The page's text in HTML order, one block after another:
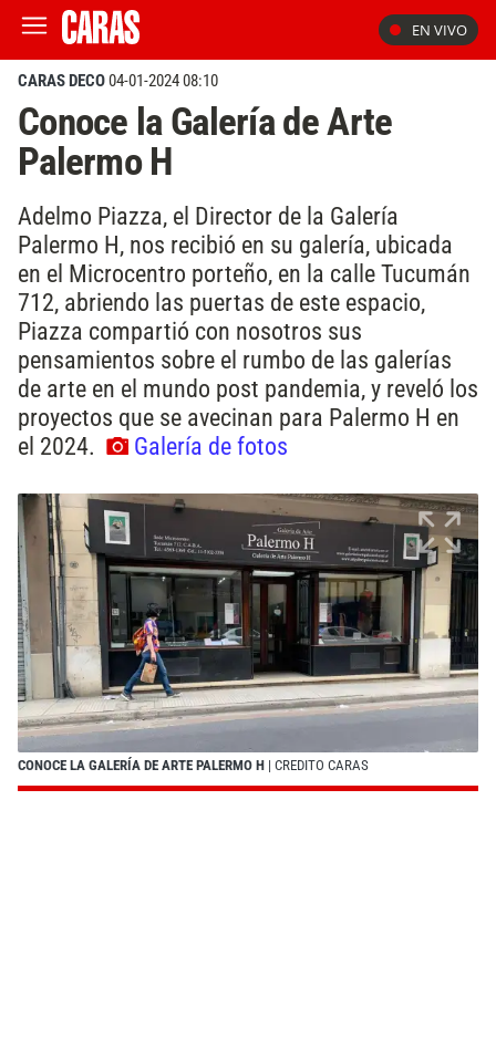
EN VIVO
CARAS DECO04-01-2024 08:10
Conoce la Galería de Arte
Palermo H
Adelmo Piazza, el Director de la Galería
Palermo H, nos recibió en su galería, ubicada
en el Microcentro porteño, en la calle Tucumán
712, abriendo las puertas de este espacio,
Piazza compartió con nosotros sus
pensamientos sobre el rumbo de las galerías
de arte en el mundo post pandemia, y reveló los
proyectos que se avecinan para Palermo H en
el 2024.
Galería de fotos
CONOCE LA GALERÍA DE ARTE PALERMO H | CREDITO CARAS